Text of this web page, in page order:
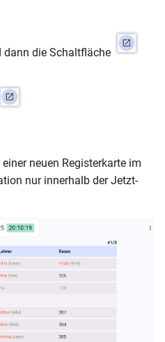
dann die Schaltfläche
neuen Registerkarte im
nur innerhalb der Jetzt-